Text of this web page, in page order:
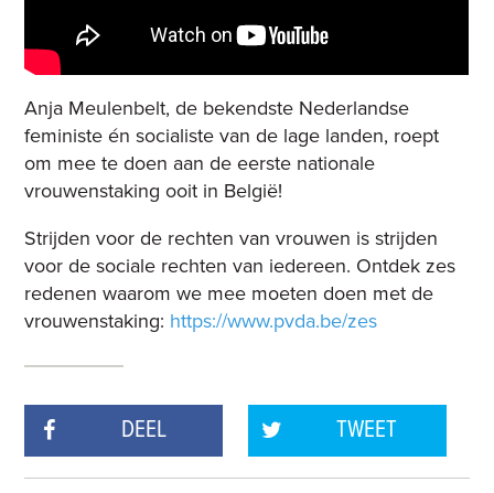
Anja Meulenbelt, de bekendste Nederlandse
feministe én socialiste van de lage landen, roept
om mee te doen aan de eerste nationale
vrouwenstaking ooit in België!
Strijden voor de rechten van vrouwen is strijden
voor de sociale rechten van iedereen. Ontdek zes
redenen waarom we mee moeten doen met de
vrouwenstaking: https://www.pvda.be/zes
DEEL TWEET